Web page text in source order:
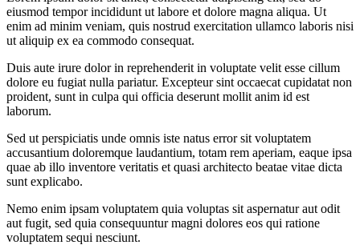
eiusmod tempor incididunt ut labore et dolore magna aliqua. Ut
enim ad minim veniam, quis nostrud exercitation ullamco laboris nisi
ut aliquip ex ea commodo consequat.
Duis aute irure dolor in reprehenderit in voluptate velit esse cillum
dolore eu fugiat nulla pariatur. Excepteur sint occaecat cupidatat non
proident, sunt in culpa qui officia deserunt mollit anim id est
laborum.
Sed ut perspiciatis unde omnis iste natus error sit voluptatem
accusantium doloremque laudantium, totam rem aperiam, eaque ipsa
quae ab illo inventore veritatis et quasi architecto beatae vitae dicta
sunt explicabo.
Nemo enim ipsam voluptatem quia voluptas sit aspernatur aut odit
aut fugit, sed quia consequuntur magni dolores eos qui ratione
voluptatem sequi nesciunt.